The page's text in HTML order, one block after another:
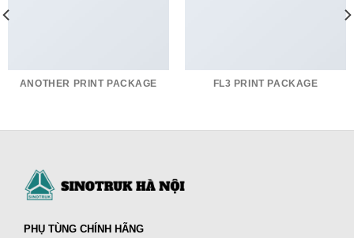
ANOTHER PRINT PACKAGE FL3 PRINT PACKAGE
PHỤ TÙNG CHÍNH HÃNG